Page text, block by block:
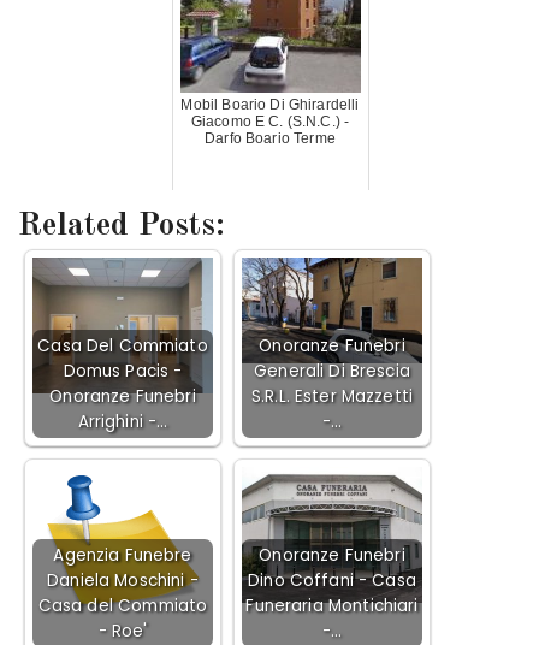
Mobil Boario Di Ghirardelli
Giacomo E C. (S.N.C.) -
Darfo Boario Terme
Related Posts:
Casa Del Commiato
Domus Pacis -
Onoranze Funebri
Arrighini -…
Onoranze Funebri
Generali Di Brescia
S.R.L. Ester Mazzetti
-…
Agenzia Funebre
Daniela Moschini -
Casa del Commiato
- Roe'
Onoranze Funebri
Dino Coffani - Casa
Funeraria Montichiari
-…